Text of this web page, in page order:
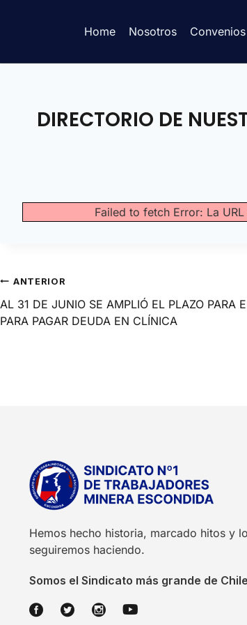
Home Nosotros Convenios
DIRECTORIO DE
Failed to fetch Error: La
ANTERIOR
AL 31 DE JUNIO SE AMPLIÓ EL PLAZO PARA
PARA PAGAR DEUDA EN CLÍNICA
Hemos hecho historia, marcado hitos y lo
seguiremos haciendo.
Somos el Sindicato más grande de Chile